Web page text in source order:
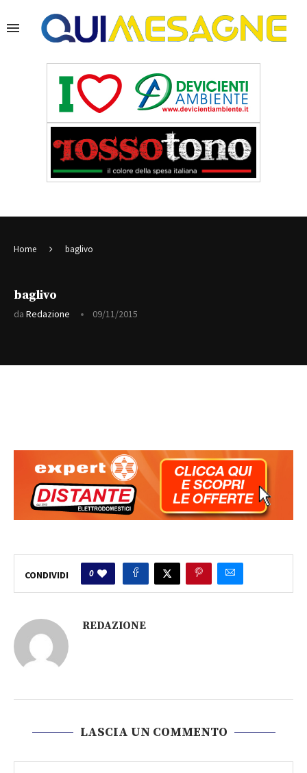
Home baglivo
baglivo
da Redazione 09/11/2015
CONDIVIDI 0
REDAZIONE
LASCIA UN COMMENTO